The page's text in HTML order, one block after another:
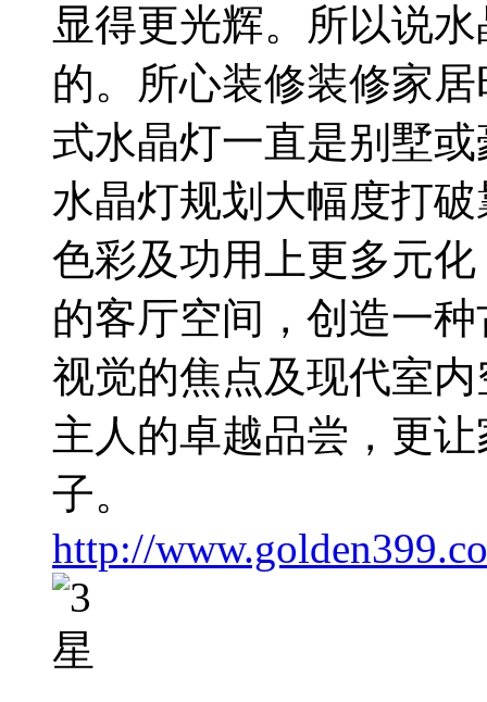
显得更光辉。所以说
的。所心装修装修家
式水晶灯一直是别墅
水晶灯规划大幅度打
色彩及功用上更多元
的客厅空间，创造一
视觉的焦点及现代室
主人的卓越品尝，更
子。
http://